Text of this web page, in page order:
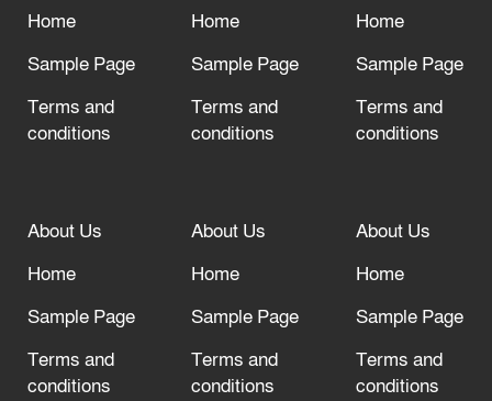
দরজা খোলা রেখেছেন
Home
Sample Page
Terms and
conditions
Home
Sample Page
Terms and
conditions
Home
Sample Page
Terms and
conditions
About Us
Home
Sample Page
Terms and
conditions
About Us
Home
Sample Page
Terms and
conditions
About Us
Home
Sample Page
Terms and
conditions